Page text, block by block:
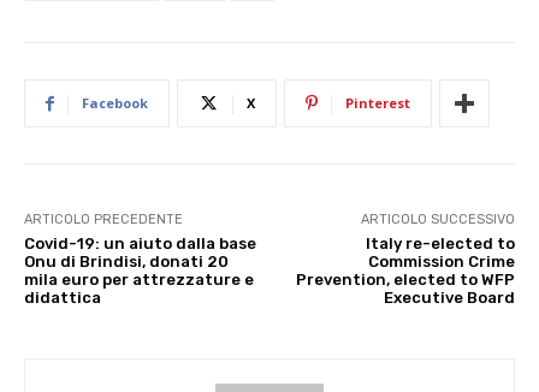
Facebook X Pinterest
ARTICOLO PRECEDENTE
Covid-19: un aiuto dalla base
Onu di Brindisi, donati 20
mila euro per attrezzature e
didattica
ARTICOLO SUCCESSIVO
Italy re-elected to
Commission Crime
Prevention, elected to WFP
Executive Board